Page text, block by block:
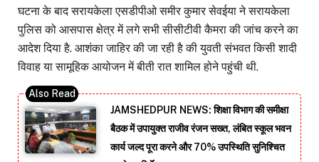
घटना के बाद सरायकेला एसडीपीओ समीर कुमार सेवईया ने सरायकेला
पुलिस को आसपास क्षेत्र में लगे सभी सीसीटीवी कैमरा की जांच करने का
आदेश दिया है. आशंका जाहिर की जा रही है की युवती संभवत किसी शादी
विवाह या सामूहिक आयोजन में बीती रात शामिल होने पहुंची थी.
JAMSHEDPUR NEWS: शिक्षा विभाग की समीक्षा
बैठक में उपायुक्त राजीव रंजन सख्त, लंबित स्कूल भवन
कार्य जल्द पूरा करने और 70% उपस्थिति सुनिश्चित